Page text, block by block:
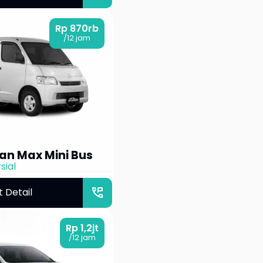
Max Mini Bus
Rp 870rb
/12 jam
Detail perm_phone_msg
Rp 1,2jt
/12 jam